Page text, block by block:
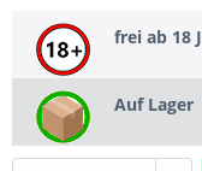
frei ab 18
Auf Lager